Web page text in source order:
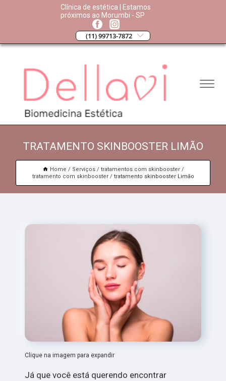
Clínica de estética | Estamos
próximos ao Morumbi - SP
(11) 99713-7872
TRATAMENTO SKINBOOSTER LIMÃO
Home Serviços
tratamentos com skinbooster
tratamento com skinbooster
tratamento skinbooster Limão
Clique na imagem para expandir
Já que você está querendo encontrar